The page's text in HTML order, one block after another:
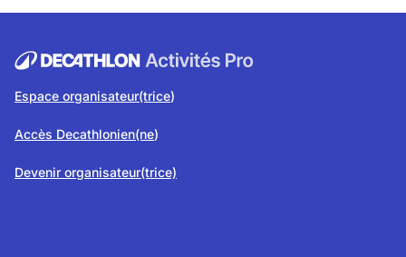
Espace organisateur(trice)
Accès Decathlonien(ne)
Devenir organisateur(trice)